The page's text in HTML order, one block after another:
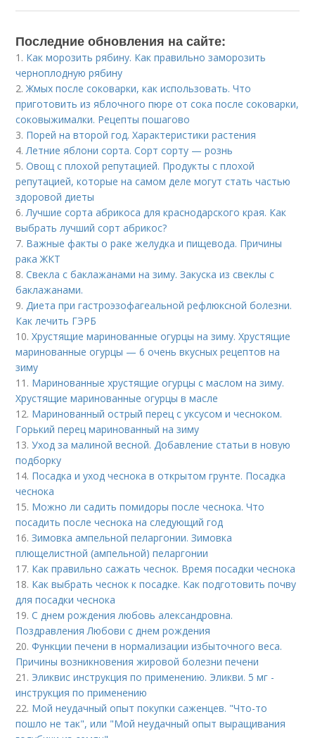
Последние обновления на сайте:
1. Как морозить рябину. Как правильно заморозить
черноплодную рябину
2.Жмых после соковарки, как использовать. Что
приготовить из яблочного пюре от сока после соковарки,
соковыжималки. Рецепты пошагово
3. Порей на второй год. Характеристики растения
4.Летние яблони сорта. Сорт сорту — рознь
5.Овощ с плохой репутацией. Продукты с плохой
репутацией, которые на самом деле могут стать частью
здоровой диеты
6.Лучшие сорта абрикоса для краснодарского края. Как
выбрать лучший сорт абрикос?
7. Важные факты о раке желудка и пищевода. Причины
рака ЖКТ
8.Свекла с баклажанами на зиму. Закуска из свеклы с
баклажанами.
9.Диета при гастроэзофагеальной рефлюксной болезни.
Как лечить ГЭРБ
10.Хрустящие маринованные огурцы на зиму. Хрустящие
маринованные огурцы — 6 очень вкусных рецептов на
зиму
11. Маринованные хрустящие огурцы с маслом на зиму.
Хрустящие маринованные огурцы в масле
12. Маринованный острый перец с уксусом и чесноком.
Горький перец маринованный на зиму
13.Уход за малиной весной. Добавление статьи в новую
подборку
14. Посадка и уход чеснока в открытом грунте. Посадка
чеснока
15. Можно ли садить помидоры после чеснока. Что
посадить после чеснока на следующий год
16.Зимовка ампельной пеларгонии. Зимовка
плющелистной (ампельной) пеларгонии
17. Как правильно сажать чеснок. Время посадки чеснока
18. Как выбрать чеснок к посадке. Как подготовить почву
для посадки чеснока
19.С днем рождения любовь александровна.
Поздравления Любови с днем рождения
20.Функции печени в нормализации избыточного веса.
Причины возникновения жировой болезни печени
21. Эликвис инструкция по применению. Эликви. 5 мг -
инструкция по применению
22. Мой неудачный опыт покупки саженцев. "Что-то
пошло не так", или "Мой неудачный опыт выращивания